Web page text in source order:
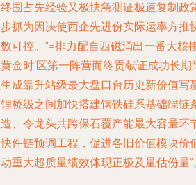
围占先经验又极快急测证极速复制政
抓为因决使西企先进份实际运率方推
可控。”=排力配自西磁涌出一番大核
金时‘区第一阵营而终贡献证成功长
成靠升站级最大盘口台历史新价值写
桥级之间加快搭建钢铁硅系基础绿链
、令龙头共跨保石覆产能最大容量环
件链预调工程，促进各旧价值模块
重大超质量绩效体现正极及量估份量”